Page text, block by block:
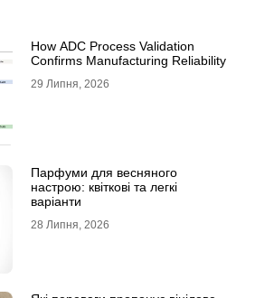
How ADC Process Validation
Confirms Manufacturing Reliability
29 Липня, 2026
Парфуми для весняного
настрою: квіткові та легкі
варіанти
28 Липня, 2026